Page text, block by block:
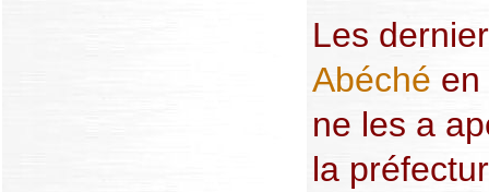
Les
Abéché en
ne les a
la